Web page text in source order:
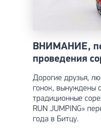
ВНИМАНИЕ,
проведения
Дорогие друзья,
гонок, вынуждены
традиционные
RUN JUMPING»
года в Битцу.